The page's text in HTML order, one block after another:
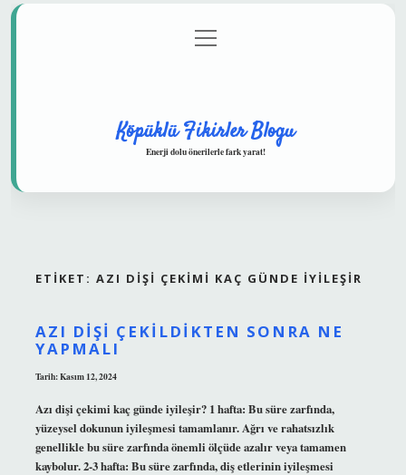
Gizlilik Politikası
menüyü
aç
Köpüklü Fikirler Blogu
Enerji dolu önerilerle fark yarat!
ETIKET: AZI DIŞI ÇEKIMI KAÇ GÜNDE IYILEŞIR
AZI DIŞI ÇEKILDIKTEN SONRA NE
YAPMALI
Tarih: Kasım 12, 2024
Azı dişi çekimi kaç günde iyileşir? 1 hafta: Bu süre zarfında,
yüzeysel dokunun iyileşmesi tamamlanır. Ağrı ve rahatsızlık
genellikle bu süre zarfında önemli ölçüde azalır veya tamamen
kaybolur. 2-3 hafta: Bu süre zarfında, diş etlerinin iyileşmesi